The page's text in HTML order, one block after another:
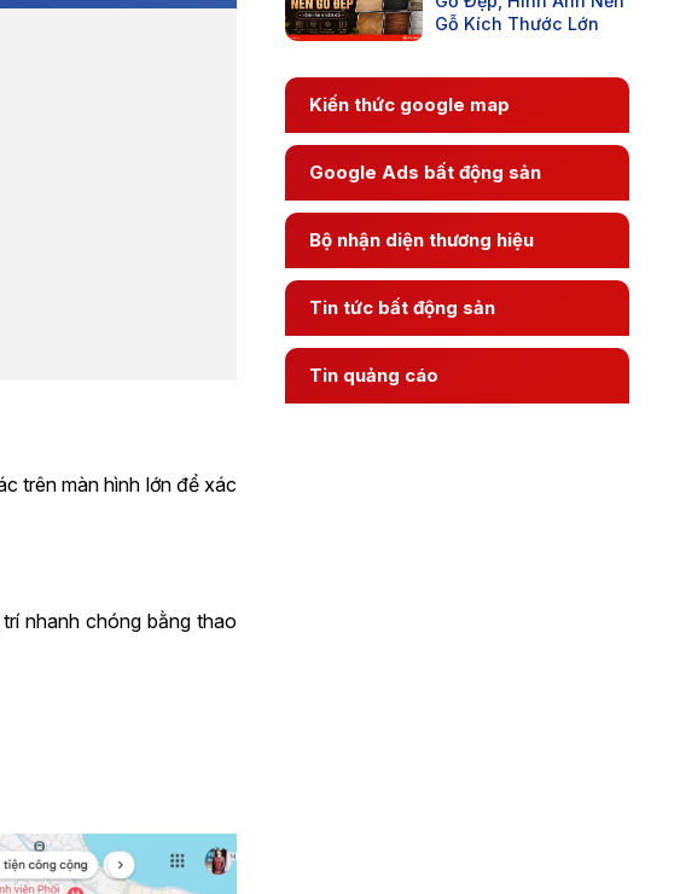
trên màn hình lớn để xác
nhanh chóng bằng thao
Gỗ Kích Thước Lớn
Kiến thức google map
Google Ads bất động sản
Bộ nhận diện thương hiệu
Tin tức bất động sản
Tin quảng cáo